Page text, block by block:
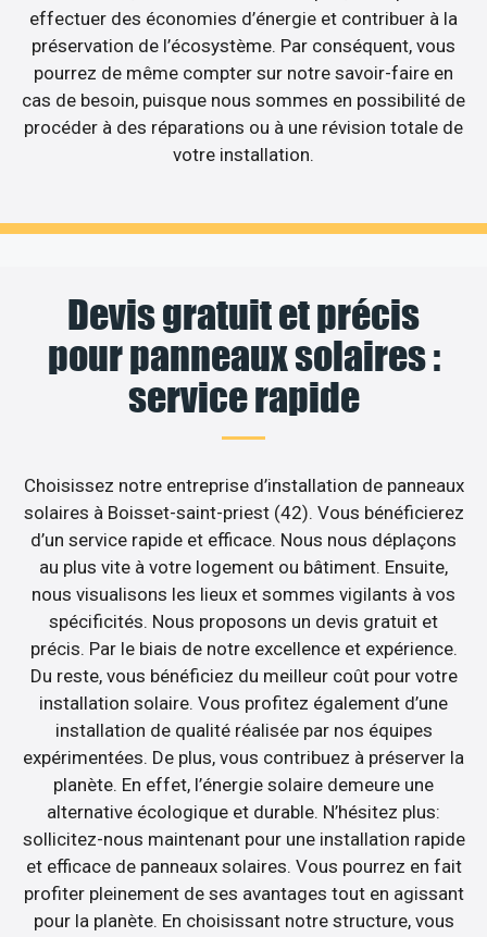
effectuer des économies d’énergie et contribuer à la
préservation de l’écosystème. Par conséquent, vous
pourrez de même compter sur notre savoir-faire en
cas de besoin, puisque nous sommes en possibilité de
procéder à des réparations ou à une révision totale de
votre installation.
Devis gratuit et précis
pour panneaux solaires :
service rapide
Choisissez notre entreprise d’installation de panneaux
solaires à Boisset-saint-priest (42). Vous bénéficierez
d’un service rapide et efficace. Nous nous déplaçons
au plus vite à votre logement ou bâtiment. Ensuite,
nous visualisons les lieux et sommes vigilants à vos
spécificités. Nous proposons un devis gratuit et
précis. Par le biais de notre excellence et expérience.
Du reste, vous bénéficiez du meilleur coût pour votre
installation solaire. Vous profitez également d’une
installation de qualité réalisée par nos équipes
expérimentées. De plus, vous contribuez à préserver la
planète. En effet, l’énergie solaire demeure une
alternative écologique et durable. N’hésitez plus:
sollicitez-nous maintenant pour une installation rapide
et efficace de panneaux solaires. Vous pourrez en fait
profiter pleinement de ses avantages tout en agissant
pour la planète. En choisissant notre structure, vous